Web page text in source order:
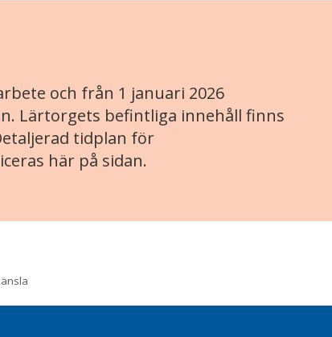
och från 1 januari 2026
Lärtorgets befintliga innehåll finns
tidplan för
här på sidan.